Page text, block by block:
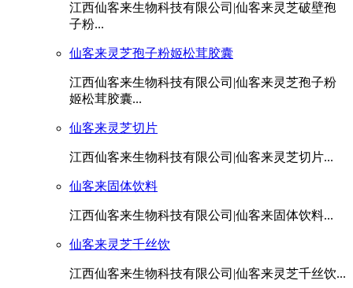
江西仙客来生物科技有限公司|仙客来灵芝破壁孢
子粉...
仙客来灵芝孢子粉姬松茸胶囊
江西仙客来生物科技有限公司|仙客来灵芝孢子粉
姬松茸胶囊...
仙客来灵芝切片
江西仙客来生物科技有限公司|仙客来灵芝切片...
仙客来固体饮料
江西仙客来生物科技有限公司|仙客来固体饮料...
仙客来灵芝千丝饮
江西仙客来生物科技有限公司|仙客来灵芝千丝饮...